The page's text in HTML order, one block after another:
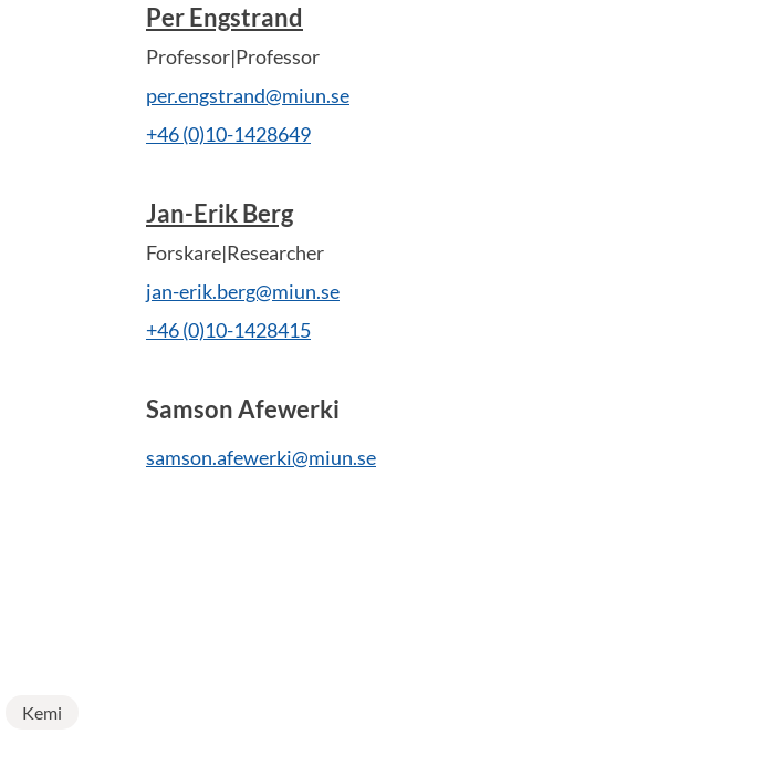
Per Engstrand
Professor|Professor
per.engstrand@miun.se
+46 (0)10-1428649
Jan-Erik Berg
Forskare|Researcher
jan-erik.berg@miun.se
+46 (0)10-1428415
Samson Afewerki
samson.afewerki@miun.se
Kemi